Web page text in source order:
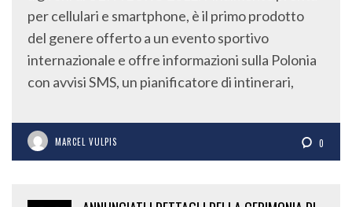
per cellulari e smartphone, è il primo prodotto
del genere offerto a un evento sportivo
internazionale e offre informazioni sulla Polonia
con avvisi SMS, un pianificatore di intinerari,
MARCEL VULPIS 0